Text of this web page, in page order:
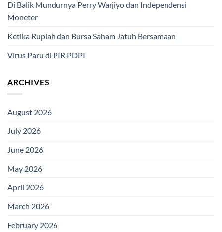
Di Balik Mundurnya Perry Warjiyo dan Independensi
Moneter
Ketika Rupiah dan Bursa Saham Jatuh Bersamaan
Virus Paru di PIR PDPI
ARCHIVES
August 2026
July 2026
June 2026
May 2026
April 2026
March 2026
February 2026